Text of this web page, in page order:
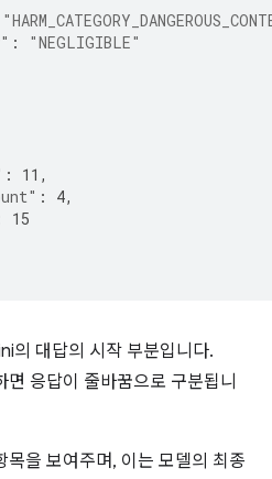
:
"NEGLIGIBLE"
: 11 ,
: 4,
15
의 대답의 시작 부분입니다.
면 응답이 줄바꿈으로 구분됩니
목을 보여주며, 이는 모델의 최종